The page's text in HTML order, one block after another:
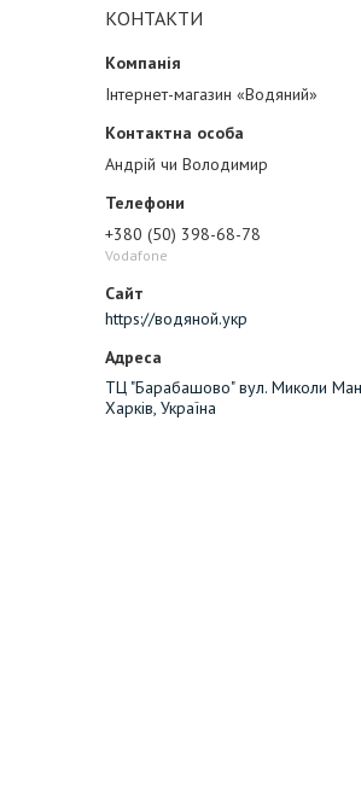
КОНТАКТИ
Інтернет-магазин «Водяний»
Андрій чи Володимир
+380 (50) 398-68-78
Vodafone
https://водяной.укр
ТЦ "Барабашово" вул. Миколи
Харків, Україна